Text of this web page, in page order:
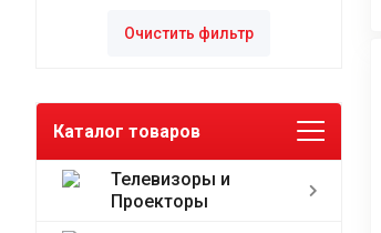
Очистить фильтр
Каталог товаров
Телевизоры и
Проекторы